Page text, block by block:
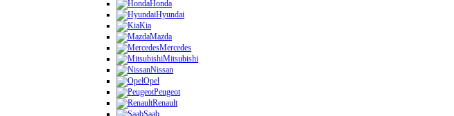
Honda
Hyundai
Kia
Mazda
Mercedes
Mitsubishi
Nissan
Opel
Peugeot
Renault
Saab